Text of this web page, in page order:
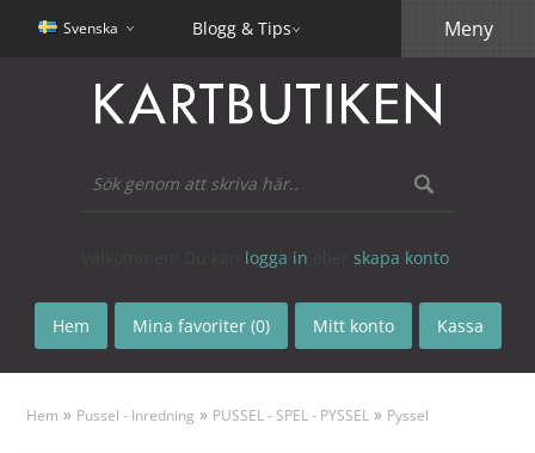
Svenska Blogg & Tips
logga in skapa konto
Hem Mina favoriter (0) Mitt konto Kassa
Meny
Hem » Pussel - Inredning » PUSSEL - SPEL - PYSSEL » Pyssel